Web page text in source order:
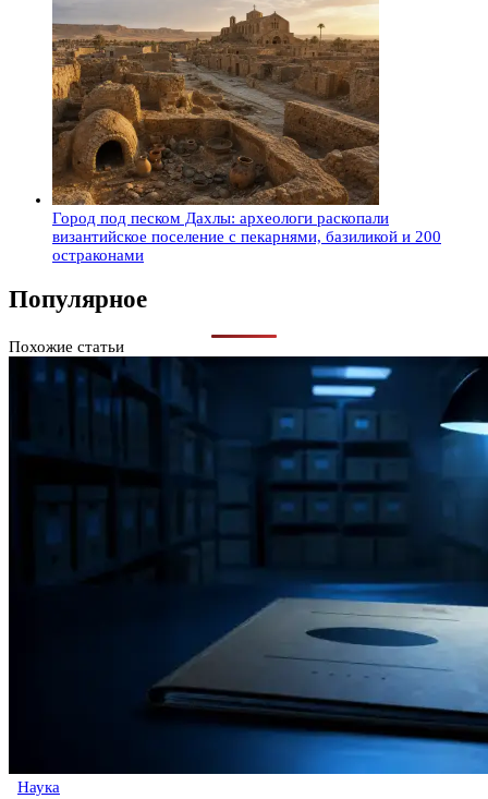
Город под песком Дахлы: археологи раскопали
византийское поселение с пекарнями, базиликой и 200
остраконами
Популярное
Похожие статьи
Наука